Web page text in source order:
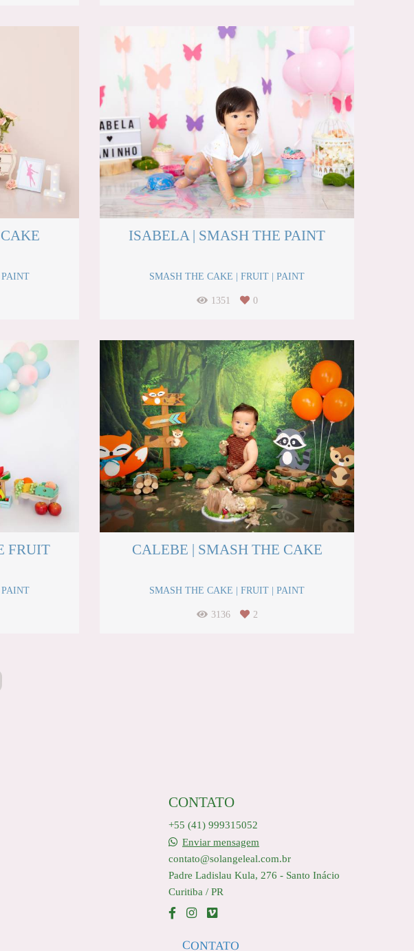
ISABELA | SMASH THE PAINT
SMASH THE CAKE | FRUIT | PAINT
1351 0
FRUIT CALEBE | SMASH THE CAKE
SMASH THE CAKE | FRUIT | PAINT
3136 2
CONTATO
+55 (41) 999315052
Enviar mensagem
contato@solangeleal.com.br
Padre Ladislau Kula, 276 - Santo Inácio
Curitiba / PR
CONTATO